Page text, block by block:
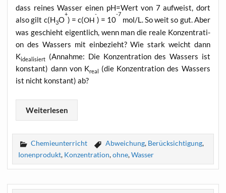
dass rei­nes Was­ser einen pH=Wert von 7 auf­weist, dort
also gilt c(H3O
+
) = c(OH
-
) = 10
-7
mol/L. So weit so gut. Aber
was geschieht eigent­lich, wenn man die rea­le Kon­zen­tra­ti­
on des Was­sers mit ein­be­zieht? Wie stark weicht dann
Kidea­li­siert
(Annah­me: Die Kon­zen­tra­ti­on des Was­sers ist
kon­stant) dann von Kreal (die Kon­zen­tra­ti­on des Was­sers
ist nicht kon­stant) ab?
Wei­ter­le­sen
Chemieunterricht Abweichung, Berücksichtigung,
Ionenprodukt, Konzentration,ohne,Wasser